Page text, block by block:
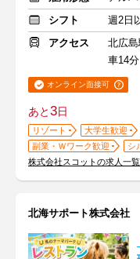
シフト
週2日
アクセス
北広島
車14分
オンライン面接可
あと3日
リゾート 大学生歓迎
副業・Ｗワーク歓迎
シ
株式会社スコットの求人一
北海サポート株式会社